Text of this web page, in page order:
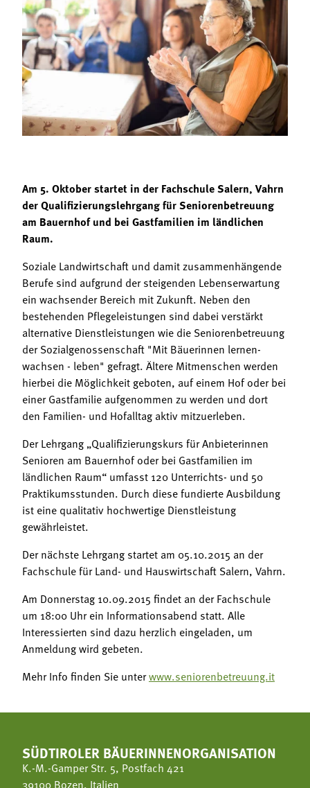
Mitgliedschaft
Landessekretariat
Bäuerliche Buffets
Hofgeschichten
Am 5. Oktober startet in der Fachschule Salern, Vahrn
der Qualifizierungslehrgang für Seniorenbetreuung
am Bauernhof und bei Gastfamilien im ländlichen
Raum.
Soziale Landwirtschaft und damit zusammenhängende
Berufe sind aufgrund der steigenden Lebenserwartung
ein wachsender Bereich mit Zukunft. Neben den
bestehenden Pflegeleistungen sind dabei verstärkt
alternative Dienstleistungen wie die Seniorenbetreuung
der Sozialgenossenschaft "Mit Bäuerinnen lernen-
wachsen - leben" gefragt. Ältere Mitmenschen werden
hierbei die Möglichkeit geboten, auf einem Hof oder bei
einer Gastfamilie aufgenommen zu werden und dort
den Familien- und Hofalltag aktiv mitzuerleben.
Der Lehrgang „Qualifizierungskurs für Anbieterinnen
Senioren am Bauernhof oder bei Gastfamilien im
ländlichen Raum“ umfasst 120 Unterrichts- und 50
Praktikumsstunden. Durch diese fundierte Ausbildung
ist eine qualitativ hochwertige Dienstleistung
gewährleistet.
Der nächste Lehrgang startet am 05.10.2015 an der
Fachschule für Land- und Hauswirtschaft Salern, Vahrn.
Am Donnerstag 10.09.2015 findet an der Fachschule
um 18:00 Uhr ein Informationsabend statt. Alle
Interessierten sind dazu herzlich eingeladen, um
Anmeldung wird gebeten.
Mehr Info finden Sie unterwww.seniorenbetreuung.it
SÜDTIROLER BÄUERINNENORGANISATION
K.-M.-Gamper Str. 5, Postfach 421
39100 Bozen, Italien